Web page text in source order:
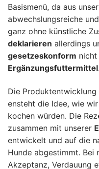
Basismenü, da aus
abwechslungsreiche
ganz ohne künstliche
deklarieren allerdings
gesetzeskonform nicht
Ergänzungsfuttermittel
Die
ensteht die Idee, wie wir
kochen würden. Die
zusammen mit unserer
entwickelt und auf die
Hunde abgestimmt. Bei
Akzeptanz, Verdauung